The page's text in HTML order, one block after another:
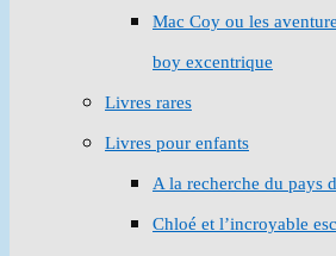
Mac Coy ou les
boy excentrique
Livres rares
Livres pour enfants
A la recherche du pays
Chloé et l’incroyable